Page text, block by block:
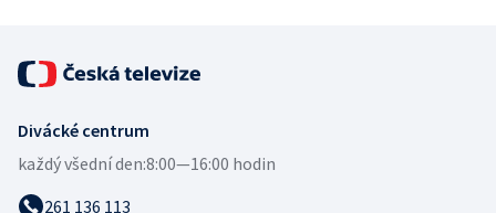
Divácké centrum
každý všední den:8:00—16:00 hodin
261 136 113